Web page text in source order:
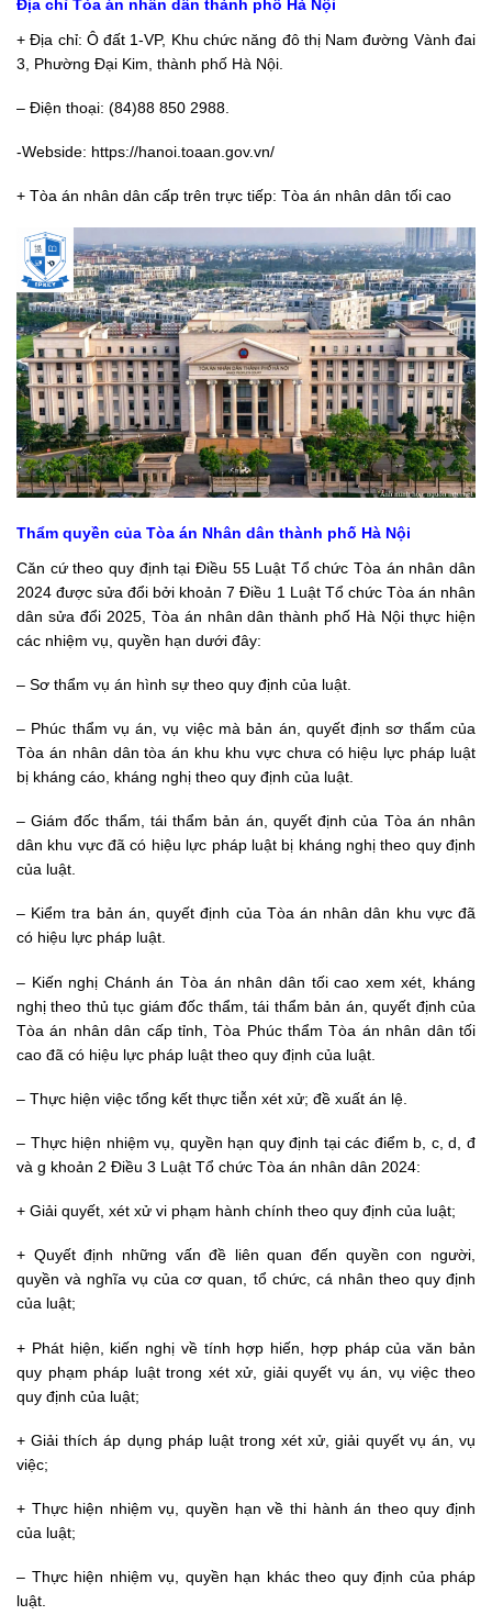
Địa chỉ Tòa án nhân dân thành phố Hà Nội
+ Địa chỉ: Ô đất 1-VP, Khu chức năng đô thị Nam đường Vành đai
3, Phường Đại Kim, thành phố Hà Nội.
– Điện thoại: (84)88 850 2988.
-Webside: https://hanoi.toaan.gov.vn/
+ Tòa án nhân dân cấp trên trực tiếp: Tòa án nhân dân tối cao
Thẩm quyền của Tòa án Nhân dân thành phố Hà Nội
Căn cứ theo quy định tại Điều 55 Luật Tổ chức Tòa án nhân dân
2024 được sửa đổi bởi khoản 7 Điều 1 Luật Tổ chức Tòa án nhân
dân sửa đổi 2025, Tòa án nhân dân thành phố Hà Nội thực hiện
các nhiệm vụ, quyền hạn dưới đây:
– Sơ thẩm vụ án hình sự theo quy định của luật.
– Phúc thẩm vụ án, vụ việc mà bản án, quyết định sơ thẩm của
Tòa án nhân dân tòa án khu khu vực chưa có hiệu lực pháp luật
bị kháng cáo, kháng nghị theo quy định của luật.
– Giám đốc thẩm, tái thẩm bản án, quyết định của Tòa án nhân
dân khu vực đã có hiệu lực pháp luật bị kháng nghị theo quy định
của luật.
– Kiểm tra bản án, quyết định của Tòa án nhân dân khu vực đã
có hiệu lực pháp luật.
– Kiến nghị Chánh án Tòa án nhân dân tối cao xem xét, kháng
nghị theo thủ tục giám đốc thẩm, tái thẩm bản án, quyết định của
Tòa án nhân dân cấp tỉnh, Tòa Phúc thẩm Tòa án nhân dân tối
cao đã có hiệu lực pháp luật theo quy định của luật.
– Thực hiện việc tổng kết thực tiễn xét xử; đề xuất án lệ.
– Thực hiện nhiệm vụ, quyền hạn quy định tại các điểm b, c, d, đ
và g khoản 2 Điều 3 Luật Tổ chức Tòa án nhân dân 2024:
+ Giải quyết, xét xử vi phạm hành chính theo quy định của luật;
+ Quyết định những vấn đề liên quan đến quyền con người,
quyền và nghĩa vụ của cơ quan, tổ chức, cá nhân theo quy định
của luật;
+ Phát hiện, kiến nghị về tính hợp hiến, hợp pháp của văn bản
quy phạm pháp luật trong xét xử, giải quyết vụ án, vụ việc theo
quy định của luật;
+ Giải thích áp dụng pháp luật trong xét xử, giải quyết vụ án, vụ
việc;
+ Thực hiện nhiệm vụ, quyền hạn về thi hành án theo quy định
của luật;
– Thực hiện nhiệm vụ, quyền hạn khác theo quy định của pháp
luật.